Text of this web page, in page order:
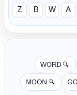
Z B W A
🔍
WORD
🔍
MOON